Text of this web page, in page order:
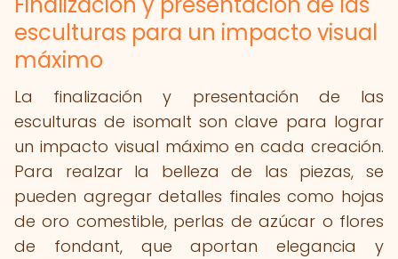
esculturas para un impacto visual
máximo
La finalización y presentación de las
esculturas de isomalt son clave para lograr
un impacto visual máximo en cada creación.
Para realzar la belleza de las piezas, se
pueden agregar detalles finales como hojas
de oro comestible, perlas de azúcar o flores
de fondant, que aportan elegancia y